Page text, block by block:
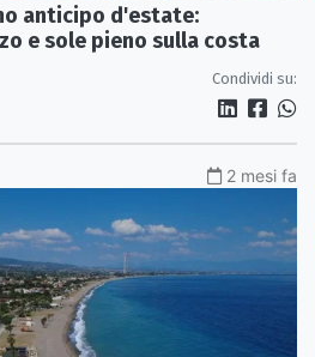
anticipo d'estate:
e sole pieno sulla costa
Condividi su:
2 mesi fa